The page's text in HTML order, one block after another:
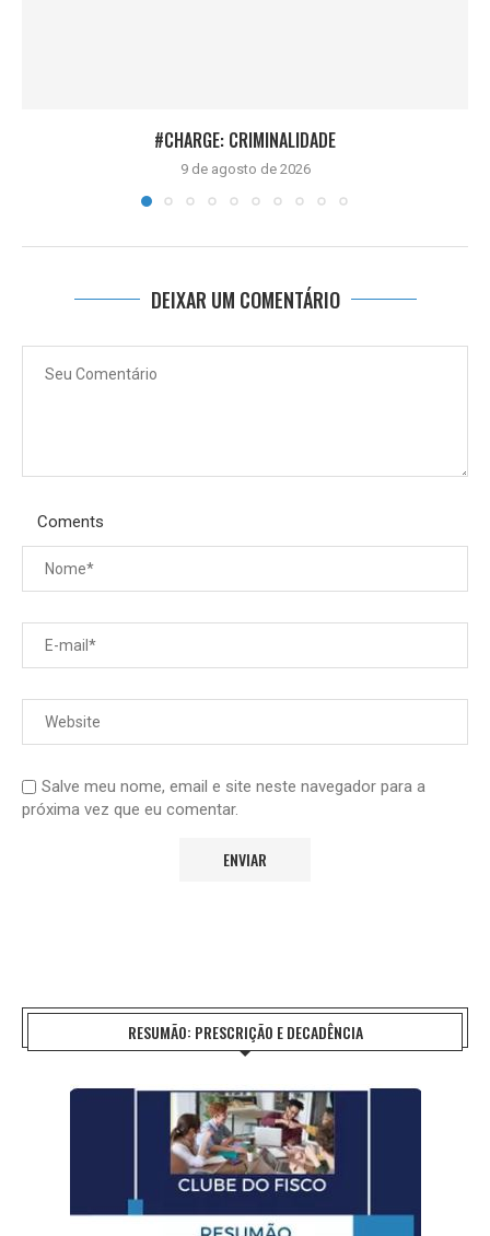
#CHARGE: CRIMINALIDADE
9 de agosto de 2026
DEIXAR UM COMENTÁRIO
Coments
Salve meu nome, email e site neste navegador para a
próxima vez que eu comentar.
RESUMÃO: PRESCRIÇÃO E DECADÊNCIA